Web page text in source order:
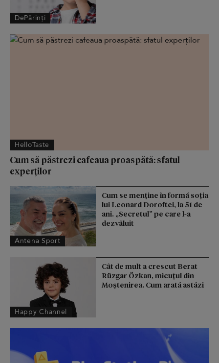
DePărinți
HelloTaste
Cum să păstrezi cafeaua proaspătă: sfatul
experților
Antena Sport
Cum se menţine în formă soţia
lui Leonard Doroftei, la 51 de
ani. „Secretul” pe care l-a
dezvăluit
Happy Channel
Cât de mult a crescut Berat
Rüzgar Özkan, micuțul din
Moștenirea. Cum arată astăzi